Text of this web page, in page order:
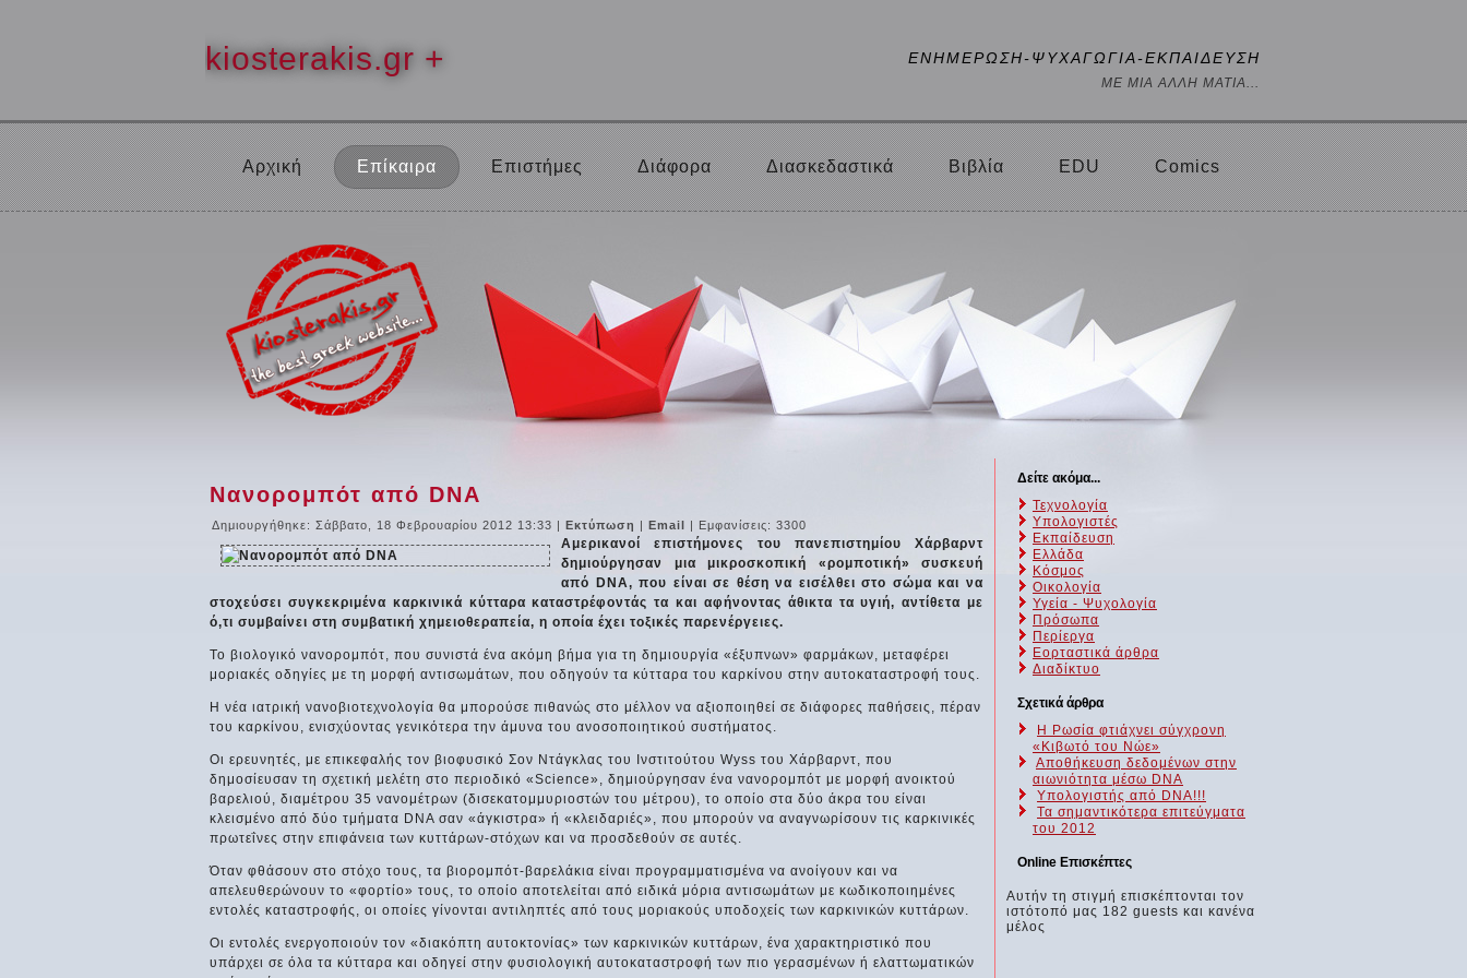
kiosterakis.gr + ΕΝΗΜΕΡΩΣΗ-ΨΥΧΑΓΩΓΙΑ-ΕΚΠΑΙΔΕΥΣΗ
ΜΕ ΜΙΑ ΑΛΛΗ ΜΑΤΙΑ...
Αρχική Επίκαιρα Επιστήμες Διάφορα Διασκεδαστικά Βιβλία EDU Comics
Νανορομπότ από DNA
Δημιουργήθηκε: Σάββατο, 18 Φεβρουαρίου 2012 13:33 | Εκτύπωση | Email | Εμφανίσεις: 3300
Αμερικανοί επιστήμονες του πανεπιστημίου Χάρβαρντ
δημιούργησαν μια μικροσκοπική «ρομποτική» συσκευή
από DNA, που είναι σε θέση να εισέλθει στο σώμα και να
στοχεύσει συγκεκριμένα καρκινικά κύτταρα καταστρέφοντάς τα και αφήνοντας άθικτα τα υγιή, αντίθετα με
ό,τι συμβαίνει στη συμβατική χημειοθεραπεία, η οποία έχει τοξικές παρενέργειες.
Το βιολογικό νανορομπότ, που συνιστά ένα ακόμη βήμα για τη δημιουργία «έξυπνων» φαρμάκων, μεταφέρει
μοριακές οδηγίες με τη μορφή αντισωμάτων, που οδηγούν τα κύτταρα του καρκίνου στην αυτοκαταστροφή τους.
Η νέα ιατρική νανοβιοτεχνολογία θα μπορούσε πιθανώς στο μέλλον να αξιοποιηθεί σε διάφορες παθήσεις, πέραν
του καρκίνου, ενισχύοντας γενικότερα την άμυνα του ανοσοποιητικού συστήματος.
Οι ερευνητές, με επικεφαλής τον βιοφυσικό Σον Ντάγκλας του Ινστιτούτου Wyss του Χάρβαρντ, που
δημοσίευσαν τη σχετική μελέτη στο περιοδικό «Science», δημιούργησαν ένα νανορομπότ με μορφή ανοικτού
βαρελιού, διαμέτρου 35 νανομέτρων (δισεκατομμυριοστών του μέτρου), το οποίο στα δύο άκρα του είναι
κλεισμένο από δύο τμήματα DNA σαν «άγκιστρα» ή «κλειδαριές», που μπορούν να αναγνωρίσουν τις καρκινικές
πρωτεΐνες στην επιφάνεια των κυττάρων-στόχων και να προσδεθούν σε αυτές.
Όταν φθάσουν στο στόχο τους, τα βιορομπότ-βαρελάκια είναι προγραμματισμένα να ανοίγουν και να
απελευθερώνουν το «φορτίο» τους, το οποίο αποτελείται από ειδικά μόρια αντισωμάτων με κωδικοποιημένες
εντολές καταστροφής, οι οποίες γίνονται αντιληπτές από τους μοριακούς υποδοχείς των καρκινικών κυττάρων.
Οι εντολές ενεργοποιούν τον «διακόπτη αυτοκτονίας» των καρκινικών κυττάρων, ένα χαρακτηριστικό που
υπάρχει σε όλα τα κύτταρα και οδηγεί στην φυσιολογική αυτοκαταστροφή των πιο γερασμένων ή ελαττωματικών
Δείτε ακόμα...
Τεχνολογία
Υπολογιστές
Εκπαίδευση
Ελλάδα
Κόσμος
Οικολογία
Υγεία - Ψυχολογία
Πρόσωπα
Περίεργα
Εορταστικά άρθρα
Διαδίκτυο
Σχετικά άρθρα
Η Ρωσία φτιάχνει σύγχρονη
«Κιβωτό του Νώε»
Αποθήκευση δεδομένων στην
αιωνιότητα μέσω DNA
Υπολογιστής από DNA!!!
Τα σημαντικότερα επιτεύγματα
του 2012
Online Επισκέπτες
Αυτήν τη στιγμή επισκέπτονται τον
ιστότοπό μας 182 guests και κανένα
μέλος